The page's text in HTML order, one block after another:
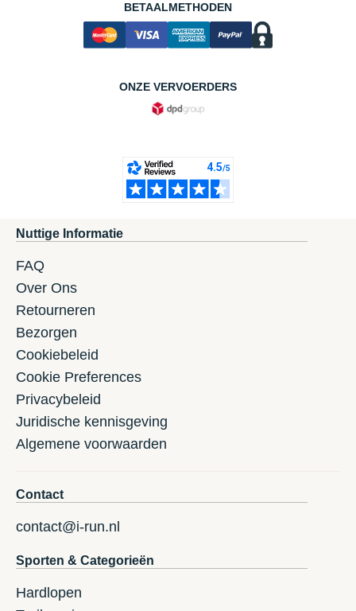
BETAALMETHODEN
ONZE VERVOERDERS
Nuttige Informatie
FAQ
Over Ons
Retourneren
Bezorgen
Cookiebeleid
Cookie Preferences
Privacybeleid
Juridische kennisgeving
Algemene voorwaarden
Contact
contact@i-run.nl
Sporten & Categorieën
Hardlopen